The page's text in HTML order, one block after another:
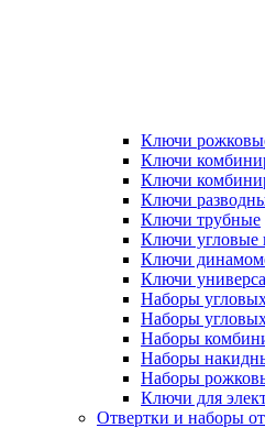
Ключи
Ключи
Ключи
Ключи
Ключи трубные
Ключи угловые
Ключи
Ключи
Наборы
Наборы
Наборы
Наборы
Наборы
Ключи для
Отвертки и наборы